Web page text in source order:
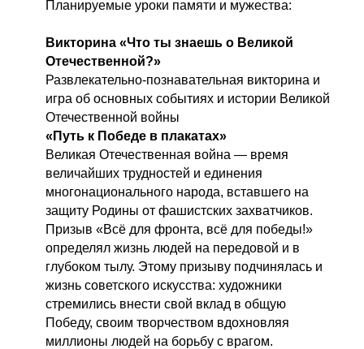
Планируемые уроки памяти и мужества:
Викторина «Что ты знаешь о Великой
Отечественной?»
Развлекательно-познавательная викторина и
игра об основных событиях и истории Великой
Отечественной войны
«Путь к Победе в плакатах»
Великая Отечественная война — время
величайших трудностей и единения
многонационального народа, вставшего на
защиту Родины от фашистских захватчиков.
Призыв «Всё для фронта, всё для победы!»
определял жизнь людей на передовой и в
глубоком тылу. Этому призыву подчинялась и
жизнь советского искусства: художники
стремились внести свой вклад в общую
Победу, своим творчеством вдохновляя
миллионы людей на борьбу с врагом.